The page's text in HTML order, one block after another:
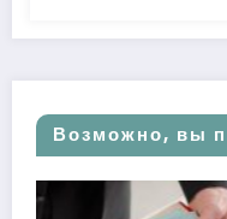
Возможно, вы
Полезное